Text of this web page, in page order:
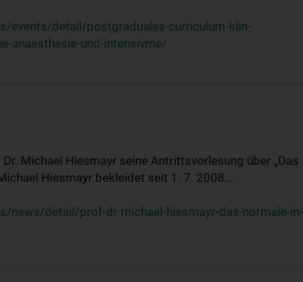
events/detail/postgraduales-curriculum-klin-
anaesthesie-und-intensivme/
Michael Hiesmayr seine Antrittsvorlesung über „Das
Hiesmayr bekleidet seit 1. 7. 2008...
news/detail/prof-dr-michael-hiesmayr-das-normale-in-